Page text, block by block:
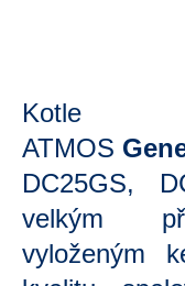
ATMOS
DC25GS,
velkým
vyloženým